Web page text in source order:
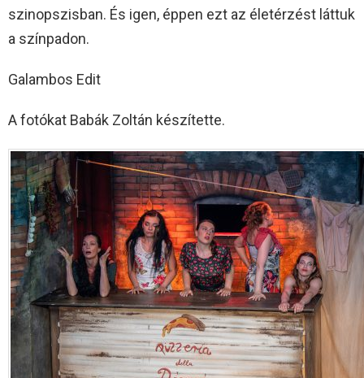
szinopszisban. És igen, éppen ezt az életérzést láttuk
a színpadon.
Galambos Edit
A fotókat Babák Zoltán készítette.